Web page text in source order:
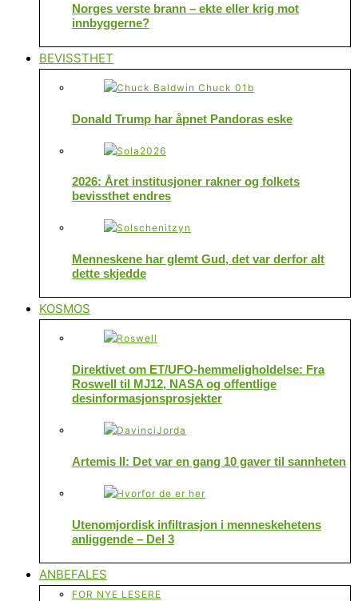
Norges verste brann – ekte eller krig mot
innbyggerne?
BEVISSTHET
Donald Trump har åpnet Pandoras eske
2026: Året institusjoner rakner og folkets
bevissthet endres
Menneskene har glemt Gud, det var derfor alt
dette skjedde
KOSMOS
Direktivet om ET/UFO-hemmeligholdelse: Fra
Roswell til MJ12, NASA og offentlige
desinformasjonsprosjekter
Artemis II: Det var en gang 10 gaver til sannheten
Utenomjordisk infiltrasjon i menneskehetens
anliggende – Del 3
ANBEFALES
FOR NYE LESERE